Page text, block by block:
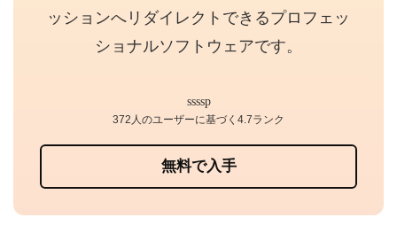
ッションへリダイレクトできるプロフェッ
ショナルソフトウェアです。
無料で入手
372人のユーザーに基づく4.7ランク